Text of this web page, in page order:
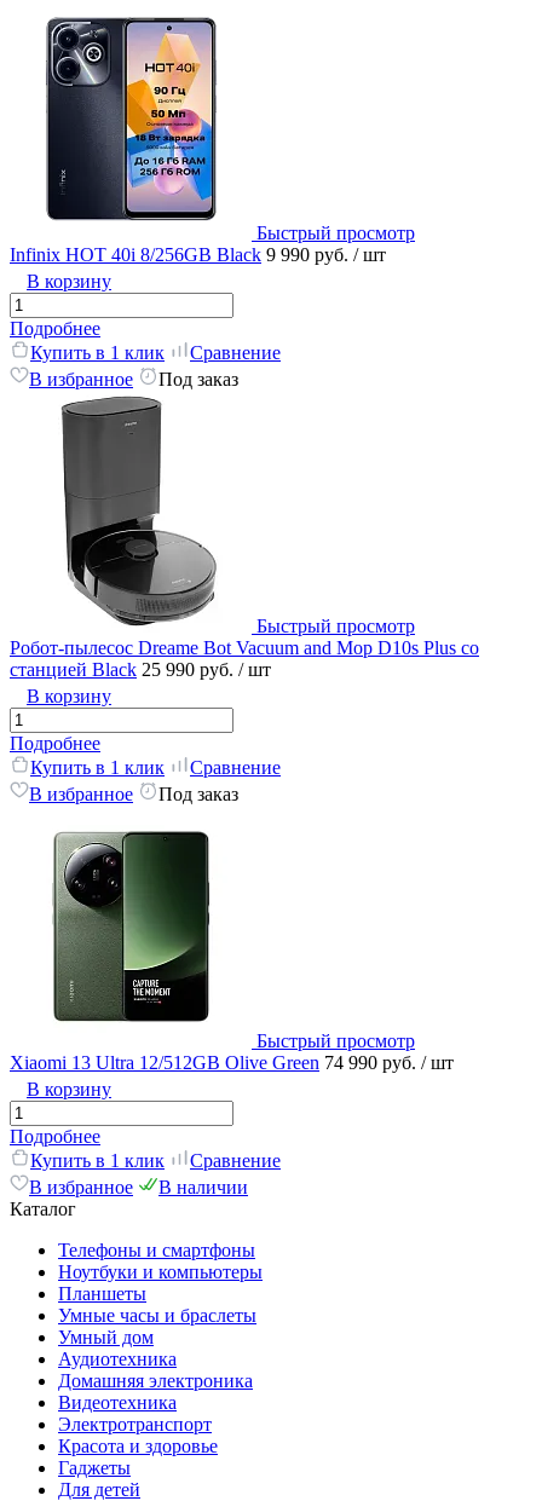
Быстрый просмотр
Infinix HOT 40i 8/256GB Black 9 990 руб. / шт
В корзину
Подробнее
Купить в 1 клик
Сравнение
В избранное
Под заказ
Быстрый просмотр
Робот-пылесос Dreame Bot Vacuum and Mop D10s Plus со
станцией Black 25 990 руб. / шт
В корзину
Подробнее
Купить в 1 клик
Сравнение
В избранное
Под заказ
Быстрый просмотр
Xiaomi 13 Ultra 12/512GB Olive Green 74 990 руб. / шт
В корзину
Подробнее
Купить в 1 клик
Сравнение
В избранное
В наличии
Каталог
Телефоны и смартфоны
Ноутбуки и компьютеры
Планшеты
Умные часы и браслеты
Умный дом
Аудиотехника
Домашняя электроника
Видеотехника
Электротранспорт
Красота и здоровье
Гаджеты
Для детей